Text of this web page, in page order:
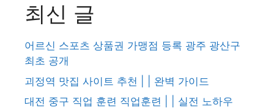
최신 글
어르신 스포츠 상품권 가맹점 등록 광주 광산구
최초 공개
괴정역 맛집 사이트 추천 | | 완벽 가이드
대전 중구 직업 훈련 직업훈련 | | 실전 노하우